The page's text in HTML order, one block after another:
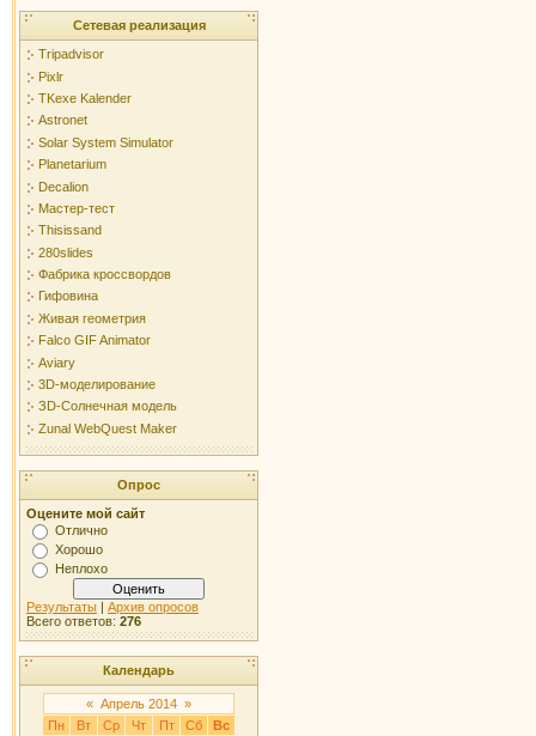
Сетевая реализация
Tripadvisor
Pixlr
TKexe Kalender
Astronet
Solar System Simulator
Planetarium
Decalion
Мастер-тест
Thisissand
280slides
Фабрика кроссвордов
Гифовина
Живая геометрия
Falco GIF Animator
Aviary
3D-моделирование
ЗD-Солнечная модель
Zunal WebQuest Maker
Опрос
Оцените мой сайт
Отлично
Хорошо
Неплохо
Результаты | Архив опросов
Всего ответов: 276
Календарь
« Апрель 2014 »
Пн
Вт Ср Чт Пт Сб
Вс